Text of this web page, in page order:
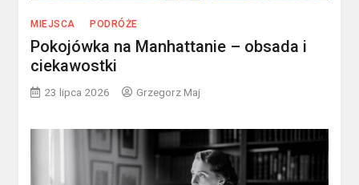
MIEJSCA PODRÓŻE
Pokojówka na Manhattanie – obsada i
ciekawostki
23 lipca 2026 Grzegorz Maj